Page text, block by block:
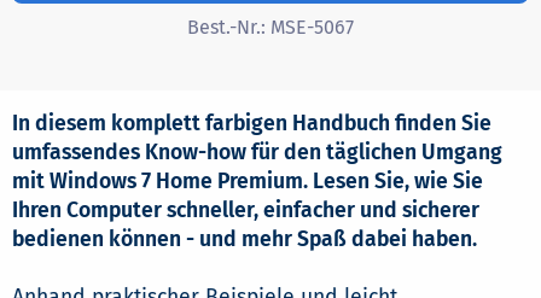
Best.-Nr.: MSE-5067
In diesem komplett farbigen Handbuch finden Sie
umfassendes Know-how für den täglichen Umgang
mit Windows 7 Home Premium. Lesen Sie, wie Sie
Ihren Computer schneller, einfacher und sicherer
bedienen können - und mehr Spaß dabei haben.